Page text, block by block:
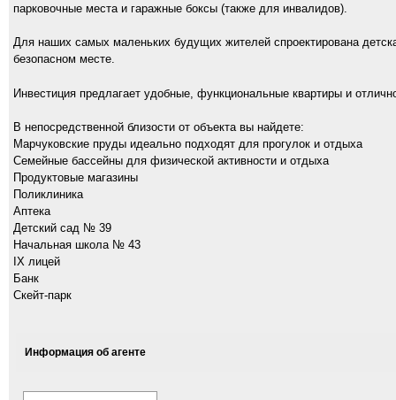
парковочные места и гаражные боксы (также для инвалидов).
Для наших самых маленьких будущих жителей спроектирована
безопасном месте.
Инвестиция предлагает удобные, функциональные квартиры и
В непосредственной близости от объекта вы найдете:
Марчуковские пруды идеально подходят для прогулок и отдыха
Семейные бассейны для физической активности и отдыха
Продуктовые магазины
Поликлиника
Аптека
Детский сад № 39
Начальная школа № 43
IX лицей
Банк
Скейт-парк
Информация об агенте